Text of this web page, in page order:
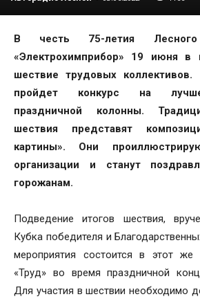
В честь 75-летия
«Электрохимприбор» 19 июня в
шествие трудовых
пройдет конкурс на
праздничной колонны.
шествия представят
картины». Они
организации и станут
горожанам.
Подведение итогов шествия,
Кубка победителя и
мероприятия состоится в этот
«Труд» во время праздничной
Для участия в шествии необходимо